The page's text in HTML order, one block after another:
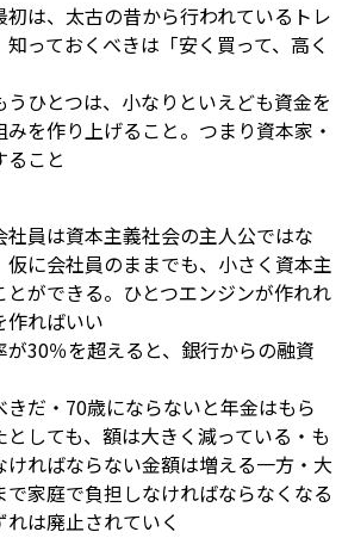
は、太古の昔から行われているトレ
っておくべきは「安く買って、高く
ひとつは、小なりといえども資金を
を作り上げること。つまり資本家・
こと
員は資本主義社会の主人公ではな
仮に会社員のままでも、小さく資本主
ができる。ひとつエンジンが作れれ
作ればいい
30％を超えると、銀行からの融資
だ・70歳にならないと年金はもら
しても、額は大きく減っている・も
ければならない金額は増える一方・大
家庭で負担しなければならなくなる
は廃止されていく